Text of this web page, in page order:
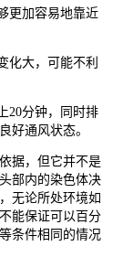
更加容易地靠近
大，可能不利
分钟，同时排
好通风状态。
据，但它并不是
部内的染色体决
无论所处环境如
能保证可以百分
条件相同的情况